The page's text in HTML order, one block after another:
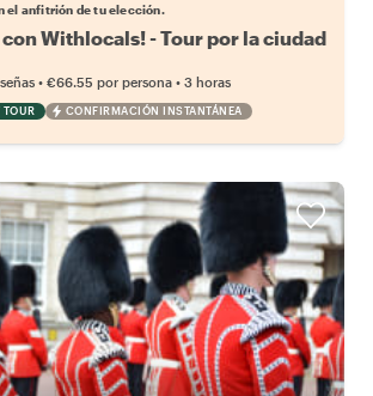
el anfitrión de tu elección.
con Withlocals! - Tour por la ciudad
• €66.55 por persona • 3 horas
CONFIRMACIÓN INSTANTÁNEA